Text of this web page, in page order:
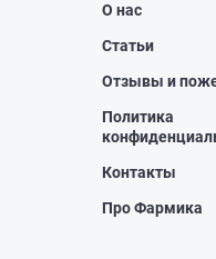
О нас
Статьи
Отзывы и
Политика
Контакты
Про Фармика